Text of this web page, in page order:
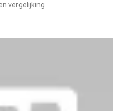
vergelijking